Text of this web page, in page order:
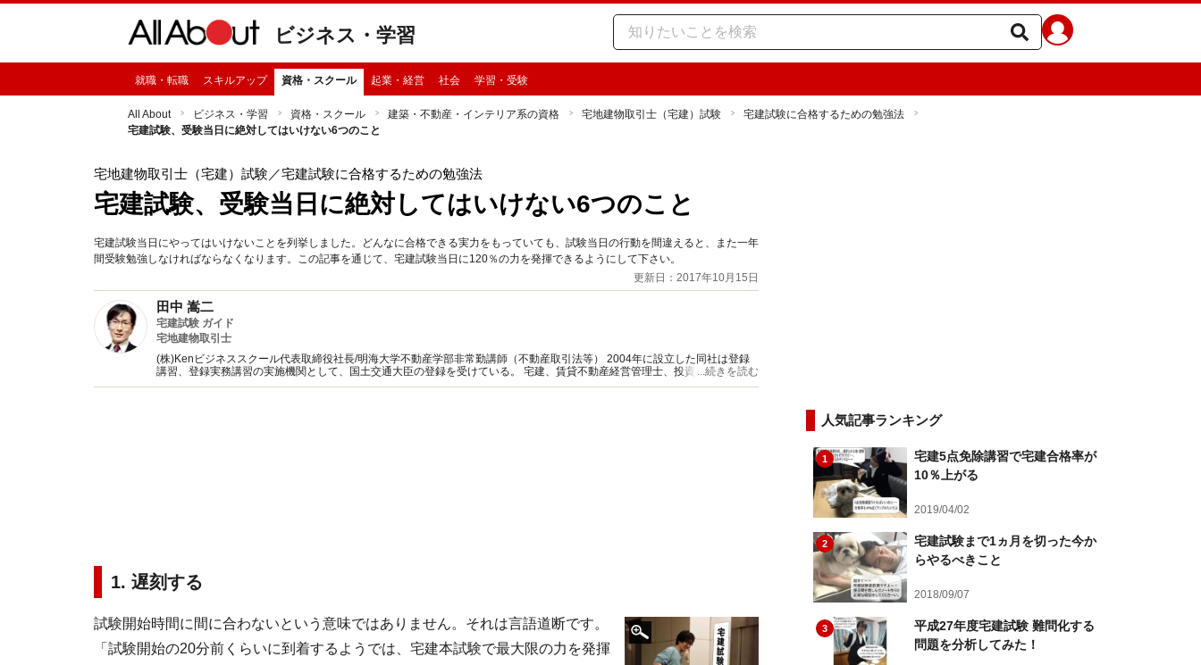
ビジネス・学習
就職・転職 スキルアップ 資格・スクール 起業・経営 社会 学習・受験
All About ビジネス・学習 資格・スクール 建築・不動産・インテリア系の資格 宅地建物取引士（宅建）試験
宅建試験に合格するための勉強法
宅建試験、受験当日に絶対してはいけない6つのこと
宅地建物取引士（宅建）試験 ／宅建試験に合格するための勉強法
宅建試験、受験当日に絶対してはいけない6つのこと
宅建試験当日にやってはいけないことを列挙しました。どんなに合格できる実力をもっていても、試験当日の行動を間違えると、また一年
間受験勉強しなければならなくなります。この記事を通じて、宅建試験当日に120％の力を発揮できるようにして下さい。
更新日：2017年10月15日
田中 嵩二
宅建試験 ガイド
宅地建物取引士
(株)Kenビジネススクール代表取締役社長/明海大学不動産学部非常勤講師（不動産取引法等） 2004年に設立した同社は登録
講習、登録実務講習の実施機関として、国土交通大臣の登録を受けている。 宅建、賃貸不動産経営管理士、投資不動産販売
員等、テキストなど多くを執筆し、企業研修の講師としても幅広く活躍している。
...続きを読む
1. 遅刻する
試験開始時間に間に合わないという意味ではありません。それは言語道断です。
「試験開始の20分前くらいに到着するようでは、宅建本試験で最大限の力を発揮
人気記事ランキング
1
宅建5点免除講習で宅建合格率が
10％上がる
2019/04/02
2
宅建試験まで1ヵ月を切った今か
らやるべきこと
2018/09/07
3
平成27年度宅建試験 難問化する
問題を分析してみた！